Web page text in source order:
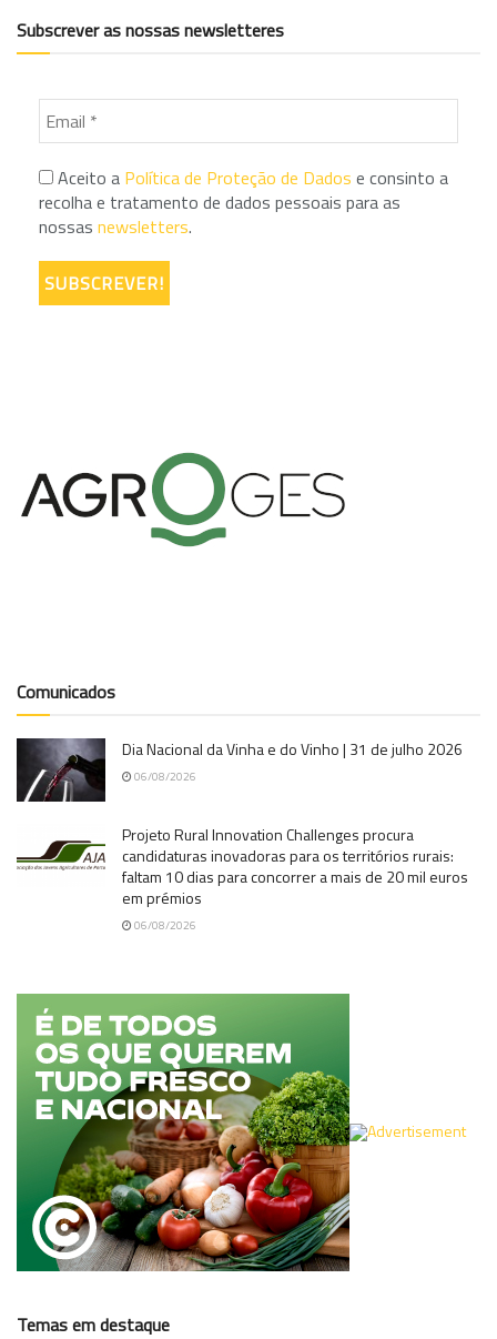
Subscrever as nossas newsletteres
Aceito a Política de Proteção de Dados e consinto a
recolha e tratamento de dados pessoais para as
nossas newsletters.
Comunicados
Dia Nacional da Vinha e do Vinho | 31 de julho 2026
06/08/2026
Projeto Rural Innovation Challenges procura
candidaturas inovadoras para os territórios rurais:
faltam 10 dias para concorrer a mais de 20 mil euros
em prémios
06/08/2026
Temas em destaque